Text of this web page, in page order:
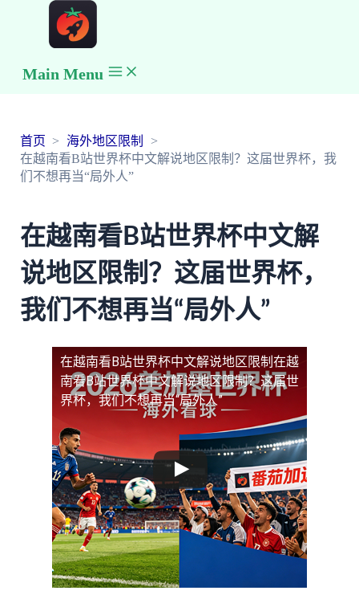
Main Menu
首页
海外地区限制
在越南看B站世界杯中文解说地区限制？这届世界杯，我
们不想再当“局外人”
在越南看B站世界杯中文解
说地区限制？这届世界杯，
我们不想再当“局外人”
在越南看B站世界杯中文解说地区限制 在越
南看B站世界杯中文解说地区限制？这届世
界杯，我们不想再当“局外人”